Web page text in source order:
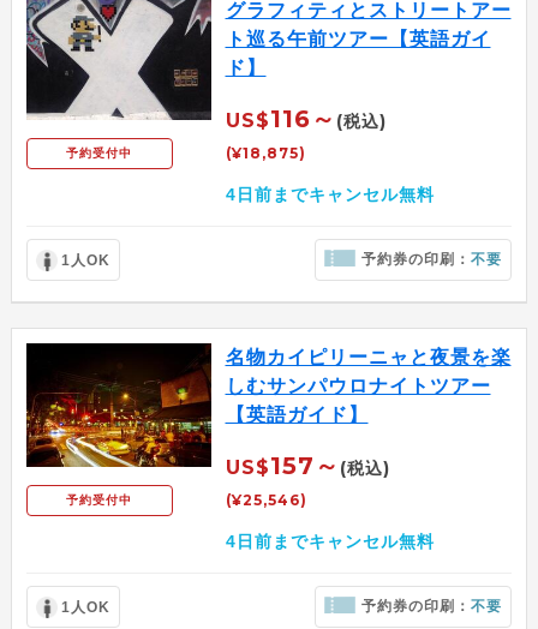
予約受付中
グラフィティとストリートアー
ト巡る午前ツアー【英語ガイ
ド】
US$116～ (税込)
(¥18,875)
4日前までキャンセル無料
1人OK 予約券の印刷：不要
予約受付中
名物カイピリーニャと夜景を楽
しむサンパウロナイトツアー
【英語ガイド】
US$157～ (税込)
(¥25,546)
4日前までキャンセル無料
1人OK 予約券の印刷：不要